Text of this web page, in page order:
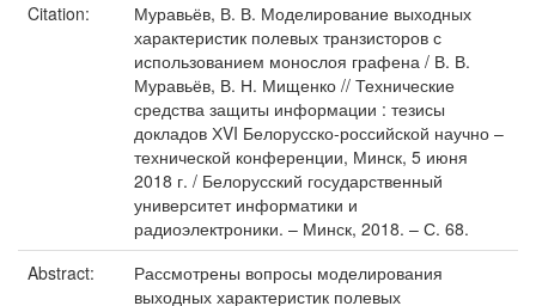
Citation:
Муравьёв, В. В. Моделирование выходных
характеристик полевых транзисторов с
использованием монослоя графена / В. В.
Муравьёв, В. Н. Мищенко // Технические
средства защиты информации : тезисы
докладов ХVI Белорусско-российской научно –
технической конференции, Минск, 5 июня
2018 г. / Белорусский государственный
университет информатики и
радиоэлектроники. – Минск, 2018. – С. 68.
Abstract:
Рассмотрены вопросы моделирования
выходных характеристик полевых